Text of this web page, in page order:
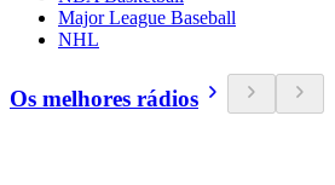
Major League Baseball
NHL
Os melhores rádios